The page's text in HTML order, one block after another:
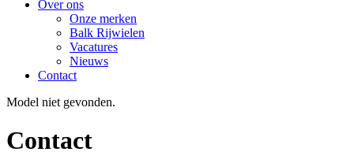
Over ons
Onze merken
Balk Rijwielen
Vacatures
Nieuws
Contact
Model niet gevonden.
Contact